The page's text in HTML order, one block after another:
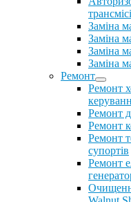
Заміна
Заміна
Заміна
Заміна
Ремонт
Ремонт
Ремонт
Ремонт
Ремонт
супортів
Ремонт